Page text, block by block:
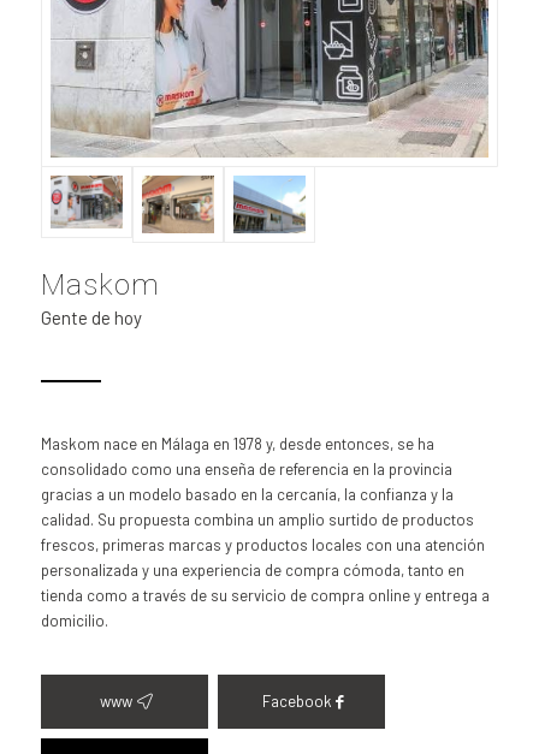
Maskom
Gente de hoy
Maskom nace en Málaga en 1978 y, desde entonces, se ha
consolidado como una enseña de referencia en la provincia
gracias a un modelo basado en la cercanía, la confianza y la
calidad. Su propuesta combina un amplio surtido de productos
frescos, primeras marcas y productos locales con una atención
personalizada y una experiencia de compra cómoda, tanto en
tienda como a través de su servicio de compra online y entrega a
domicilio.
www Facebook